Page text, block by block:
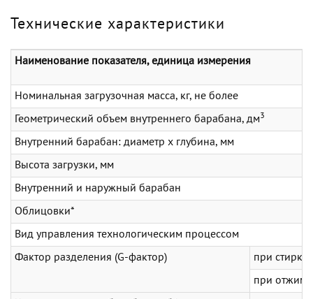
Технические характеристики
Наименование показателя, единица измерения
Номинальная загрузочная масса, кг, не более
Геометрический объем внутреннего барабана, дм 3
Внутренний барабан: диаметр х глубина, мм
Высота загрузки, мм
Внутренний и наружный барабан
Облицовки*
Вид управления технологическим процессом
Фактор разделения (G-фактор) при стирке
при отжиме